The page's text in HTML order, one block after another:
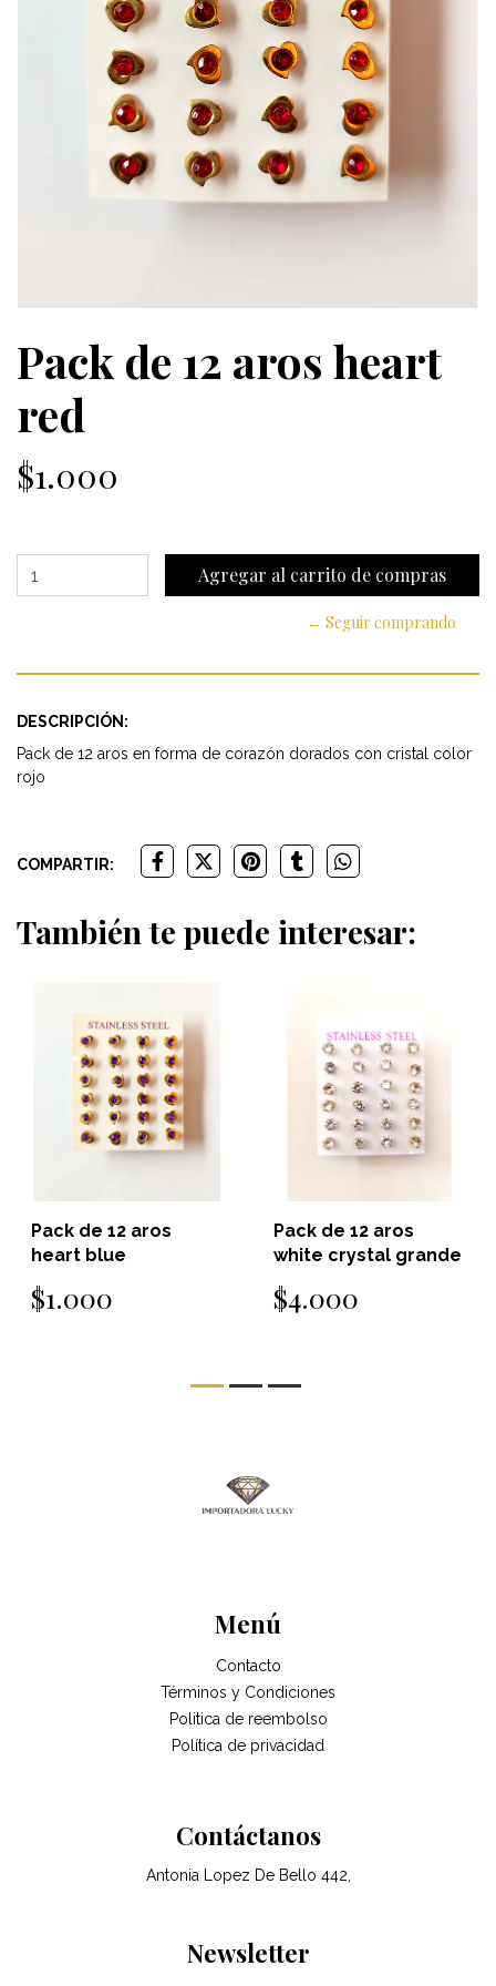
Pack de 12 aros heart
red
$1.000
← Seguir comprando
DESCRIPCIÓN:
Pack de 12 aros en forma de corazón dorados con cristal color
rojo
COMPARTIR:
También te puede interesar:
Pack de 12 aros
heart blue
$1.000
Pack de 12 aros
white crystal grande
$4.000
Menú
Contacto
Términos y Condiciones
Politica de reembolso
Política de privacidad
Contáctanos
Antonia Lopez De Bello 442,
Newsletter